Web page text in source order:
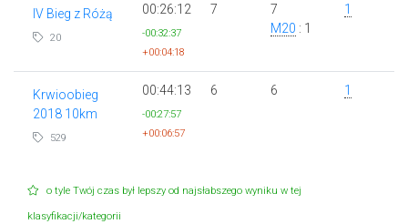
IV Bieg z Różą
20
00:26:12
-00:32:37
+00:04:18
7
7
M20 : 1
1
Krwioobieg
2018 10km
529
00:44:13
-00:27:57
+00:06:57
6 6 1
o tyle Twój czas był lepszy od najsłabszego wyniku w tej
klasyfikacji/kategorii